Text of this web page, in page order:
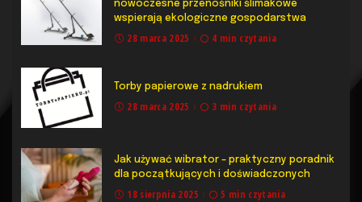
nowoczesne przenośniki ślimakowe
wspierają ekologiczne gospodarstwa
28 marca 2025 4 min czytania
Torby papierowe z nadrukiem
28 marca 2025 3 min czytania
Jak używać wibrator – praktyczny poradnik
dla początkujących i doświadczonych
18 sierpnia 2025 5 min czytania